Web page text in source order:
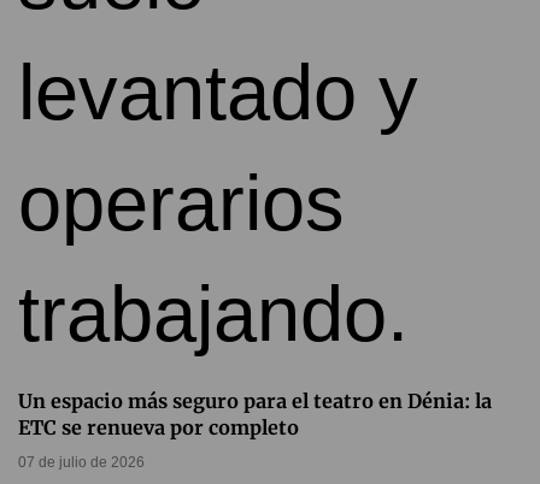
Un espacio más seguro para el teatro en Dénia: la
ETC se renueva por completo
07 de julio de 2026